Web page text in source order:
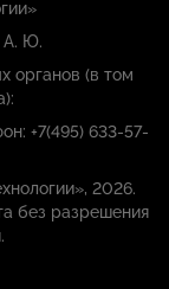
А. Ю.
органов (в том
+7(495) 633-57-
2026.
без разрешения